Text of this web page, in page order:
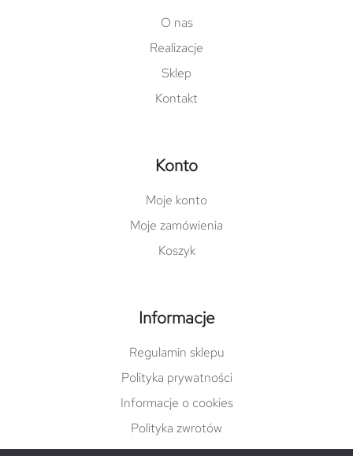
O nas
Realizacje
Sklep
Kontakt
Konto
Moje konto
Moje zamówienia
Koszyk
Informacje
Regulamin sklepu
Polityka prywatności
Informacje o cookies
Polityka zwrotów